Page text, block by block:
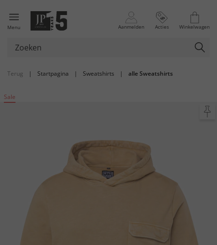
Menu Aanmelden Acties Winkelwagen
Terug | Startpagina | Sweatshirts | alle Sweatshirts
Sale